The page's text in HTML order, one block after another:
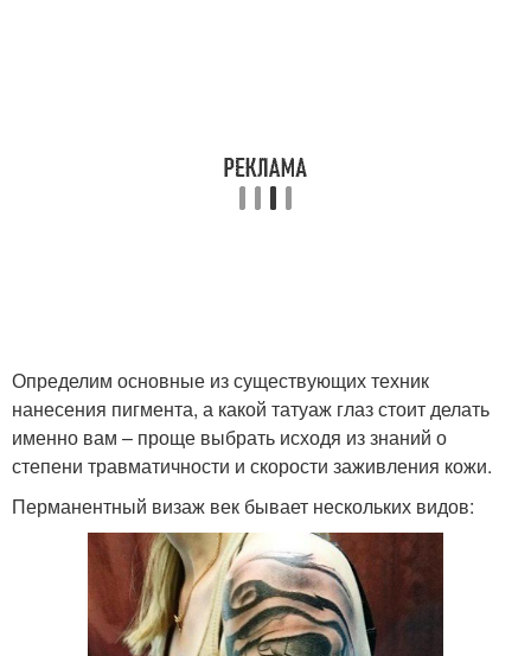
Определим основные из существующих техник
нанесения пигмента, а какой татуаж глаз стоит делать
именно вам – проще выбрать исходя из знаний о
степени травматичности и скорости заживления кожи.
Перманентный визаж век бывает нескольких видов: